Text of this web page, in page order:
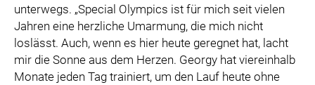
unterwegs. „Special Olympics ist für mich seit vielen
Jahren eine herzliche Umarmung, die mich nicht
loslässt. Auch, wenn es hier heute geregnet hat, lacht
mir die Sonne aus dem Herzen. Georgy hat viereinhalb
Monate jeden Tag trainiert, um den Lauf heute ohne